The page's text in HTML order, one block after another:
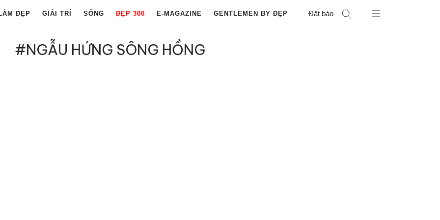
ĐẸP GIẢI TRÍ SỐNG ĐẸP 300 E-MAGAZINE GENTLEMEN BY ĐẸP Đặt báo
#NGẪU HỨNG SÔNG HỒNG